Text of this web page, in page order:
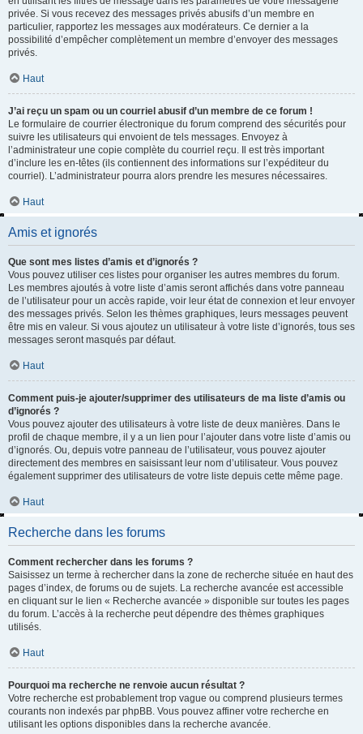
privée. Si vous recevez des messages privés abusifs d’un membre en
particulier, rapportez les messages aux modérateurs. Ce dernier a la
possibilité d’empêcher complètement un membre d’envoyer des messages
privés.
Haut
J’ai reçu un spam ou un courriel abusif d’un membre de ce forum !
Le formulaire de courrier électronique du forum comprend des sécurités pour
suivre les utilisateurs qui envoient de tels messages. Envoyez à
l’administrateur une copie complète du courriel reçu. Il est très important
d’inclure les en-têtes (ils contiennent des informations sur l’expéditeur du
courriel). L’administrateur pourra alors prendre les mesures nécessaires.
Haut
Amis et ignorés
Que sont mes listes d’amis et d’ignorés ?
Vous pouvez utiliser ces listes pour organiser les autres membres du forum.
Les membres ajoutés à votre liste d’amis seront affichés dans votre panneau
de l’utilisateur pour un accès rapide, voir leur état de connexion et leur envoyer
des messages privés. Selon les thèmes graphiques, leurs messages peuvent
être mis en valeur. Si vous ajoutez un utilisateur à votre liste d’ignorés, tous ses
messages seront masqués par défaut.
Haut
Comment puis-je ajouter/supprimer des utilisateurs de ma liste d’amis ou
d’ignorés ?
Vous pouvez ajouter des utilisateurs à votre liste de deux manières. Dans le
profil de chaque membre, il y a un lien pour l’ajouter dans votre liste d’amis ou
d’ignorés. Ou, depuis votre panneau de l’utilisateur, vous pouvez ajouter
directement des membres en saisissant leur nom d’utilisateur. Vous pouvez
également supprimer des utilisateurs de votre liste depuis cette même page.
Haut
Recherche dans les forums
Comment rechercher dans les forums ?
Saisissez un terme à rechercher dans la zone de recherche située en haut des
pages d’index, de forums ou de sujets. La recherche avancée est accessible
en cliquant sur le lien « Recherche avancée » disponible sur toutes les pages
du forum. L’accès à la recherche peut dépendre des thèmes graphiques
utilisés.
Haut
Pourquoi ma recherche ne renvoie aucun résultat ?
Votre recherche est probablement trop vague ou comprend plusieurs termes
courants non indexés par phpBB. Vous pouvez affiner votre recherche en
utilisant les options disponibles dans la recherche avancée.